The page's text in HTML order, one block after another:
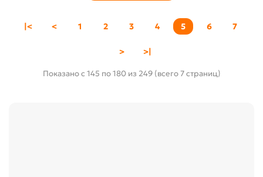
|< < 1 2 3 4 5 6 7
> >|
Показано с 145 по 180 из 249 (всего 7 страниц)